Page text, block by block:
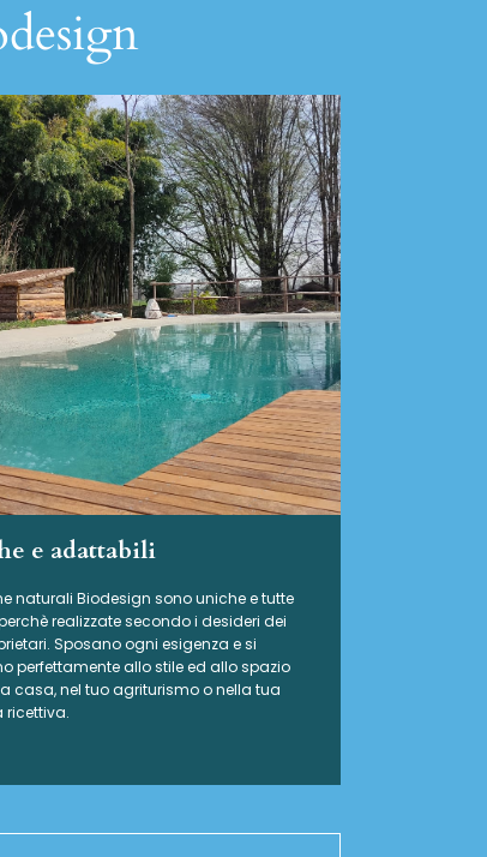
e adattabili
naturali Biodesign sono uniche e tutte
realizzate secondo i desideri dei
Sposano ogni esigenza e si
perfettamente allo stile ed allo spazio
casa, nel tuo agriturismo o nella tua
ricettiva.